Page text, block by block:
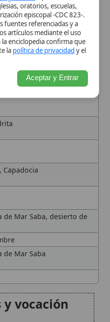
Mar Saba, desierto de
de la
el mismo